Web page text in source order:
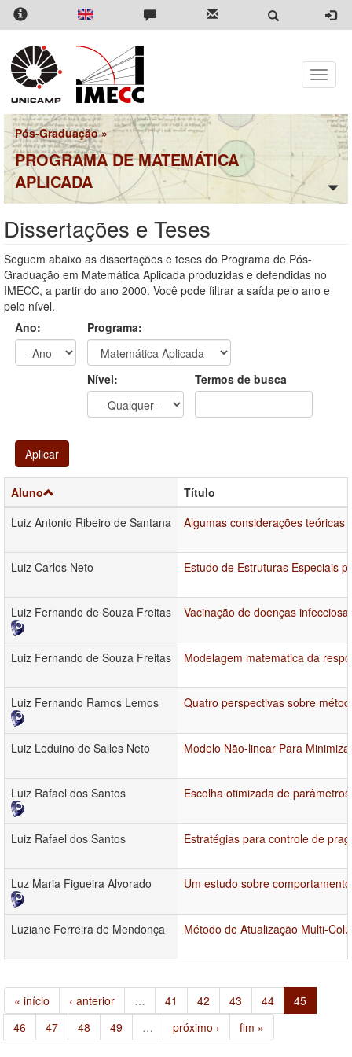
Pular
para
conteúdo
principal
Toggle
Pós-Graduação»
PROGRAMA DE MATEMÁTICA
APLICADA
Dissertações e Teses
Seguem abaixo as dissertações e teses do Programa de Pós-
Graduação em Matemática Aplicada produzidas e defendidas no
IMECC, a partir do ano 2000. Você pode filtrar a saída pelo ano e
pelo nível.
Ano:
Programa:
Nível: Termos de busca
Aplicar
Aluno
Título
Luiz Antonio Ribeiro de Santana
Algumas considerações teóricas
Luiz Carlos Neto Estudo de Estruturas Especiais
Luiz Fernando de Souza Freitas Vacinação de doenças
Luiz Fernando de Souza Freitas Modelagem matemática da
Luiz Fernando Ramos Lemos Quatro perspectivas sobre
Luiz Leduino de Salles Neto Modelo Não-linear Para
Luiz Rafael dos Santos Escolha otimizada de
Luiz Rafael dos Santos Estratégias para controle de
Luz Maria Figueira Alvorado Um estudo sobre
Luziane Ferreira de Mendonça Método de Atualização Multi-
« início ‹ anterior … 41 42 43 44
45
46
47 48 49 … próximo › fim »